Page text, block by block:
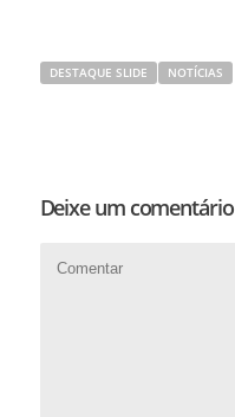
DESTAQUE SLIDE NOTÍCIAS
Deixe um comentário